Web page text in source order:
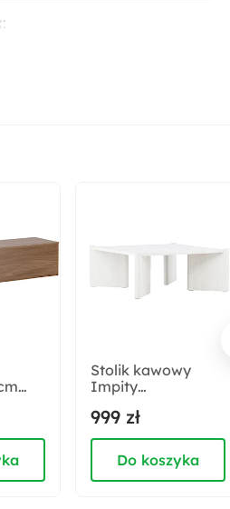
Stolik kawowy
Impity
biały
999 zł
Do koszyka